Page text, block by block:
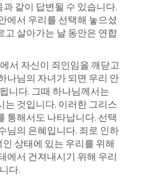
같이 답변될 수 있습니다.
에서 우리를 선택해 놓으셨
고 살아가는 날 동안은 연합
서 자신이 죄인임을 깨닫고
나님의 자녀가 되면 우리 안
니다. 그때 하나님께서는
것입니다. 이러한 그리스
통해서도 나타납니다. 선택
님의 은혜입니다. 죄로 인하
상태에 있는 우리를 위해
에서 건져내시기 위해 우리
다.